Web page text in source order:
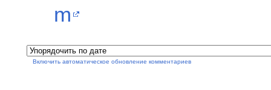
m
Включить автоматическое обновление комментариев